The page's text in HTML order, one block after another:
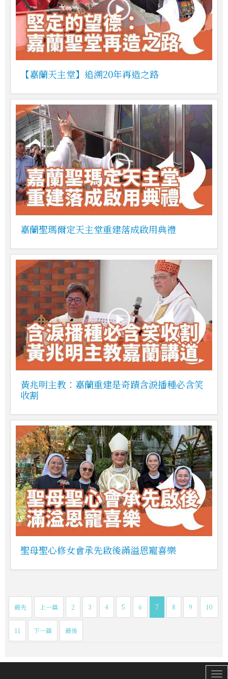
【嘉蘭天主堂】追溯20年再造之路
嘉蘭聖瑪爾定天主堂重建落成啟用典禮
黃兆明主教：嘉蘭重建是奇蹟含淚播種必含笑
收割
聖母聖心修女會承先啟後滿溢恩寵喜樂
最先 上一篇 2 3 4 5 6 7 8 9 10
11 下一篇 最後